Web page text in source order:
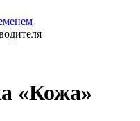
«Кожа»